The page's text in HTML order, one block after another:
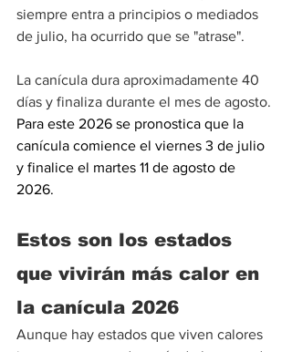
siempre entra a principios o mediados
de julio, ha ocurrido que se "atrase".
La canícula dura aproximadamente 40
días y finaliza durante el mes de agosto.
Para este 2026 se pronostica que la
canícula comience el viernes 3 de julio
y finalice el martes 11 de agosto de
2026.
Estos son los estados
que vivirán más calor en
la canícula 2026
Aunque hay estados que viven calores